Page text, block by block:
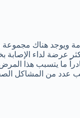
ويوجد هناك
حالة تصيب النساء خصوصاً الأكبر من 60 عاماً يصبحوا أكثر
ما يتسبب هذا
عدد من المشاكل